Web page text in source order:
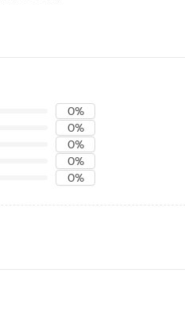
0%
0%
0%
0%
0%